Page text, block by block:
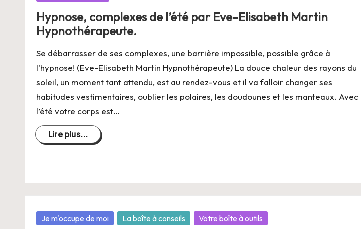
Hypnose, complexes de l’été par Eve-Elisabeth Martin
Hypnothérapeute.
Se débarrasser de ses complexes, une barrière impossible, possible grâce à
l'hypnose! (Eve-Elisabeth Martin Hypnothérapeute) La douce chaleur des rayons du
soleil, un moment tant attendu, est au rendez-vous et il va falloir changer ses
habitudes vestimentaires, oublier les polaires, les doudounes et les manteaux. Avec
l’été votre corps est…
Lire plus...
Posté
Je m'occupe de moi La boîte à conseils Votre boîte à outils